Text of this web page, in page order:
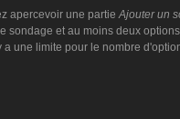
apercevoir une partieAjouter un
et au moins deux
une limite pour le nombre